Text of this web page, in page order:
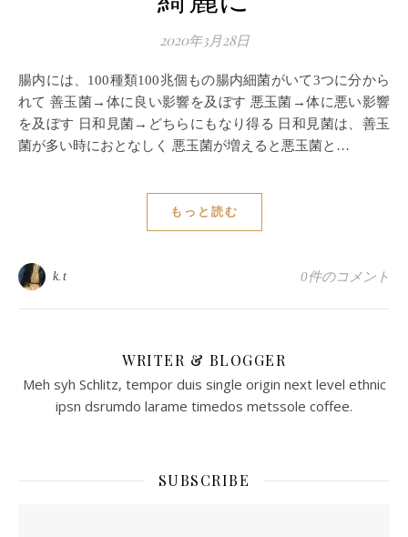
2020年3月28日
腸内には、100種類100兆個もの腸内細菌がいて3つに分から
れて 善玉菌→体に良い影響を及ぼす 悪玉菌→体に悪い影響
を及ぼす 日和見菌→どちらにもなり得る 日和見菌は、善玉
菌が多い時におとなしく 悪玉菌が増えると悪玉菌と…
もっと読む
k.t 0件のコメント
WRITER & BLOGGER
Meh syh Schlitz, tempor duis single origin next level ethnic
ipsn dsrumdo larame timedos metssole coffee.
SUBSCRIBE